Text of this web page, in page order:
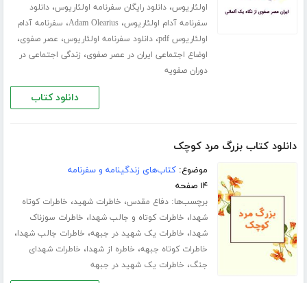
اولئاریوس،دانلود رایگان سفرنامه اولئاریوس،دانلود
سفرنامه آدام اولئاریوس،Adam Olearius، سفرنامه آدام
اولئاریوس pdf
،دانلود سفرنامه اولئاریوس، عصر صفوی،
اوضاع اجتماعی ایران در عصر صفوی، زندگی اجتماعی در
دوران صفویه
دانلود کتاب
دانلود کتاب بزرگ مرد کوچک
موضوع:کتاب‌های زندگینامه و سفرنامه
۱۴ صفحه
برچسب‌ها:دفاع مقدس، خاطرات شهید، خاطرات کوتاه
شهدا، خاطرات کوتاه و جالب شهدا، خاطرات سوزناک
شهدا، خاطرات یک شهید در جبهه، خاطرات جالب شهدا،
خاطرات کوتاه جبهه، خاطره از شهدا، خاطرات شهدای
جنگ، خاطرات یک شهید در جبهه